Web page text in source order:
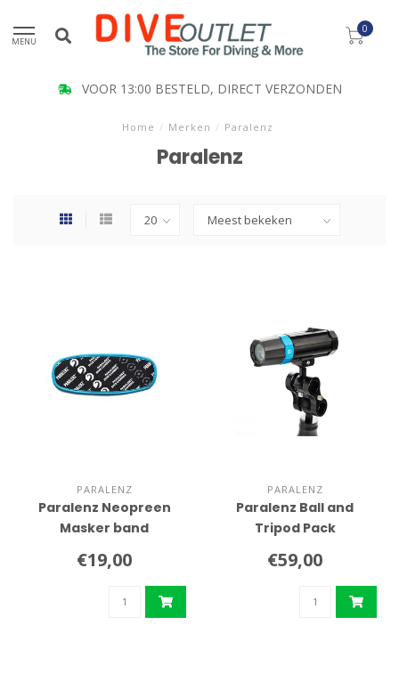
MENU
0
VOOR 13:00 BESTELD, DIRECT VERZONDEN
Home / Merken / Paralenz
Paralenz
PARALENZ
Paralenz Neopreen
Masker band
€19,00
PARALENZ
Paralenz Ball and
Tripod Pack
€59,00